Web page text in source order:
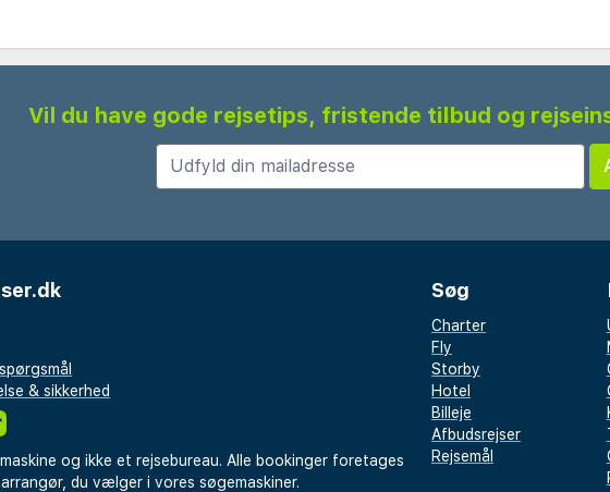
Vil du have gode rejsetips, fristende tilbud og
& sikkerhed
og ikke et rejsebureau. Alle bookinger foretages
du vælger i vores søgemaskiner.
Søg
Charter
Fly
Storby
Hotel
Billeje
Afbudsrejser
Rejsemål